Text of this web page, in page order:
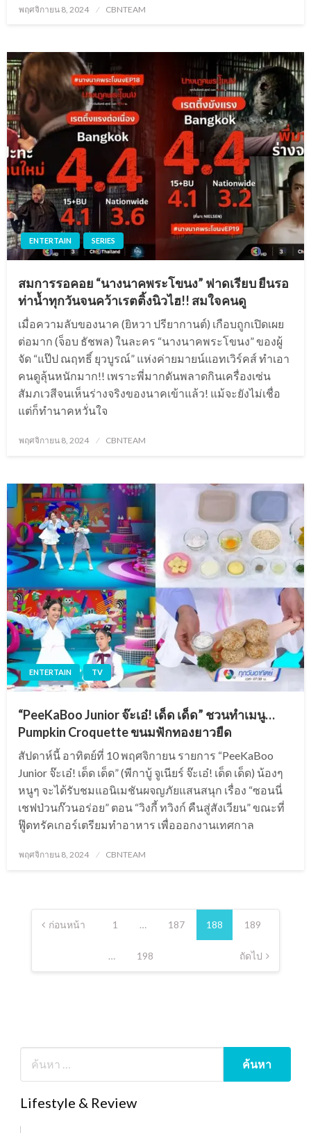
Posted
พฤศจิกายน 8, 2024 CBNTEAM
ENTERTAIN SERIES
สมการรอคอย “นางนาคพระโขนง” ฟาดเรียบ ยืนรอ
ท่าน้ำทุกวันจนคว้าเรตติ้งนิวไฮ!! สมใจคนดู
เมื่อความลับของนาค (ยิหวา ปรียากานต์) เกือบถูกเปิดเผย
ต่อมาก (จ็อบ ธัชพล) ในละคร “นางนาคพระโขนง” ของผู้
จัด “แป๊ป ณฤทธิ์ ยุวบูรณ์” แห่งค่ายมายน์แอทเวิร์คส์ ทำเอา
คนดูลุ้นหนักมาก!! เพราะพี่มากดันพลาดกินเครื่องเซ่น
สัมภเวสีจนเห็นร่างจริงของนาคเข้าแล้ว! แม้จะยังไม่เชื่อ
แต่ก็ทำนาคหวั่นใจ
Posted
พฤศจิกายน 8, 2024 CBNTEAM
ENTERTAIN TV
“PeeKaBoo Junior จ๊ะเอ๋! เด็ด เด็ด” ชวนทำเมนู…
Pumpkin Croquette ขนมฟักทองยาวยืด
สัปดาห์นี้ อาทิตย์ที่ 10 พฤศจิกายน รายการ “PeeKaBoo
Junior จ๊ะเอ๋! เด็ด เด็ด” (พีกาบู้ จูเนียร์ จ๊ะเอ๋! เด็ด เด็ด) น้องๆ
หนูๆ จะได้รับชมแอนิเมชันผจญภัยแสนสนุก เรื่อง “ซอนนี่
เชฟป่วนก๊วนอร่อย” ตอน “วิงกี้ ทวิงก์ คืนสู่สังเวียน” ขณะที่
ฟู๊ดทรัคเกอร์เตรียมทำอาหาร เพื่อออกงานเทศกาล
Posted
พฤศจิกายน 8, 2024 CBNTEAM
Posts
pagination
ก่อนหน้า 1 … 187 188 189
… 198 ถัดไป
Lifestyle & Review